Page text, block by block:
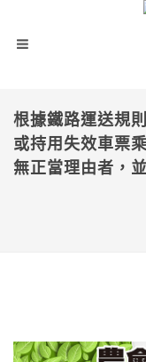
根據鐵路運送規
或持用失效車票
無正當理由者，